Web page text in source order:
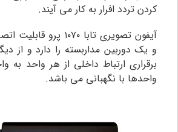
کردن تردد افرار به کار می آیند.
آیفون تصویری تابا ۱۰۷۰
و یک دوربین مداربسته را دارد و از
برقراری ارتباط داخلی از هر واحد به
واحدها با نگهبانی می باشد.